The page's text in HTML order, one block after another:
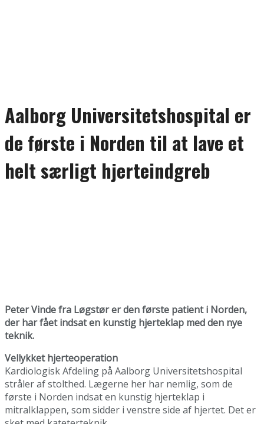
Aalborg Universitetshospital er
de første i Norden til at lave et
helt særligt hjerteindgreb
Peter Vinde fra Løgstør er den første patient i Norden,
der har fået indsat en kunstig hjerteklap med den nye
teknik.
Vellykket hjerteoperation
Kardiologisk Afdeling på Aalborg Universitetshospital
stråler af stolthed. Lægerne her har nemlig, som de
første i Norden indsat en kunstig hjerteklap i
mitralklappen, som sidder i venstre side af hjertet. Det er